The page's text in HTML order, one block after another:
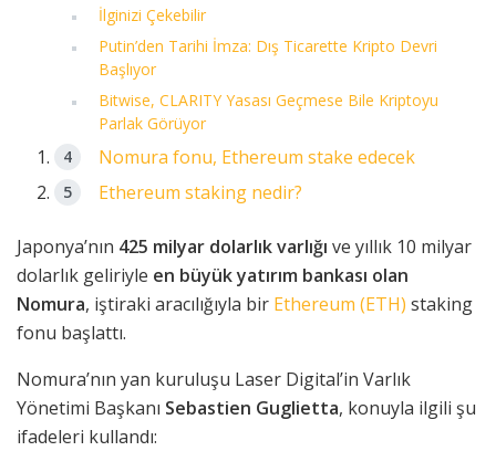
İlginizi Çekebilir
Putin’den Tarihi İmza: Dış Ticarette Kripto Devri
Başlıyor
Bitwise, CLARITY Yasası Geçmese Bile Kriptoyu
Parlak Görüyor
Nomura fonu, Ethereum stake edecek
Ethereum staking nedir?
Japonya’nın 425 milyar dolarlık varlığı ve yıllık 10 milyar
dolarlık geliriyle en büyük yatırım bankası olan
Nomura, iştiraki aracılığıyla bir Ethereum (ETH) staking
fonu başlattı.
Nomura’nın yan kuruluşu Laser Digital’in Varlık
Yönetimi Başkanı Sebastien Guglietta, konuyla ilgili şu
ifadeleri kullandı: